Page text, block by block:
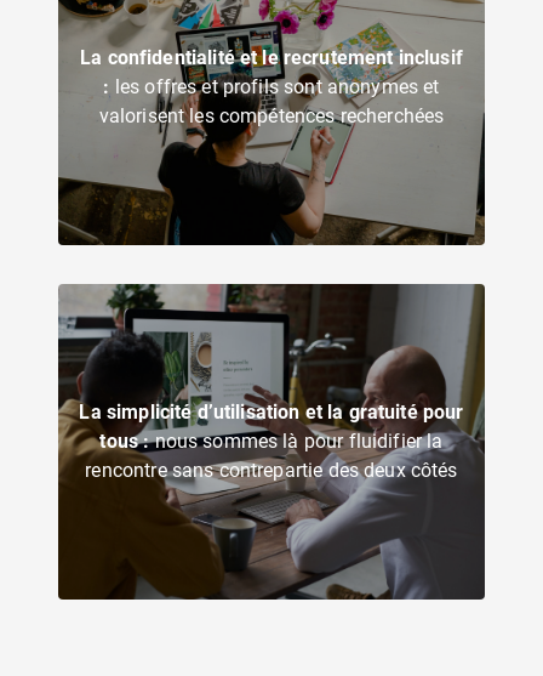
La confidentialité et le recrutement inclusif
: les offres et profils sont anonymes et
valorisent les compétences recherchées
La simplicité d’utilisation et la gratuité pour
tous :nous sommes là pour fluidifier la
rencontre sans contrepartie des deux côtés